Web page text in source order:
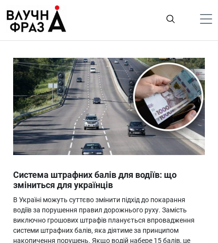
содержимому
Гроші
Життя
Лайфстайл
ТехноНаука
Людина
Ukraine
Про нас
Система штрафних балів для водіїв: що
зміниться для українців
В Україні можуть суттєво змінити підхід до покарання
водіїв за порушення правил дорожнього руху. Замість
виключно грошових штрафів планується впровадження
системи штрафних балів, яка діятиме за принципом
накопичення порушень. Якщо водій набере 15 балів, це